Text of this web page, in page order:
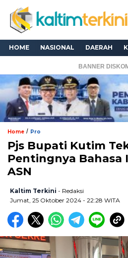
HOME NASIONAL DAERAH
BANNER
Home / Pro
Pjs Bupati Kutim
Pentingnya
ASN
Kaltim Terkini - Redaksi
Jumat, 25 Oktober 2024 - 22:28 WITA